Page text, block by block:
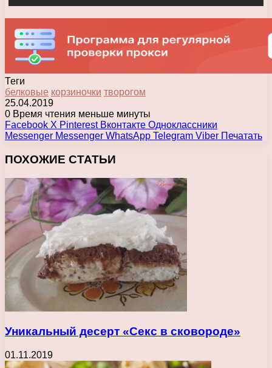
Теги
белковые корзиночки творогом
25.04.2019
0 Время чтения меньше минуты
Facebook X Pinterest Вконтакте Одноклассники
Messenger Messenger WhatsApp Telegram Viber Печатать
ПОХОЖИЕ СТАТЬИ
Уникальный десерт «Секс в сковороде»
01.11.2019